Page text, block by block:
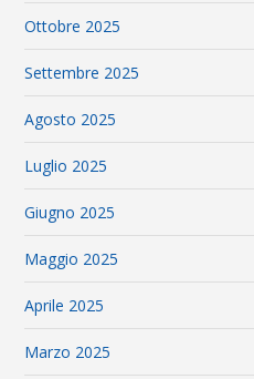
Ottobre 2025
Settembre 2025
Agosto 2025
Luglio 2025
Giugno 2025
Maggio 2025
Aprile 2025
Marzo 2025